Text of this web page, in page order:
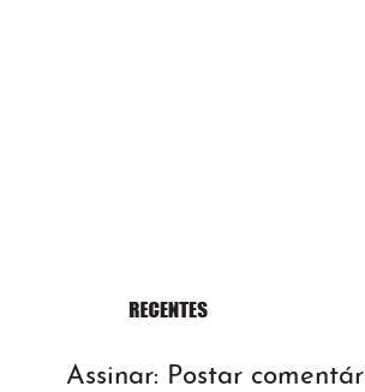
Assinar: Postar